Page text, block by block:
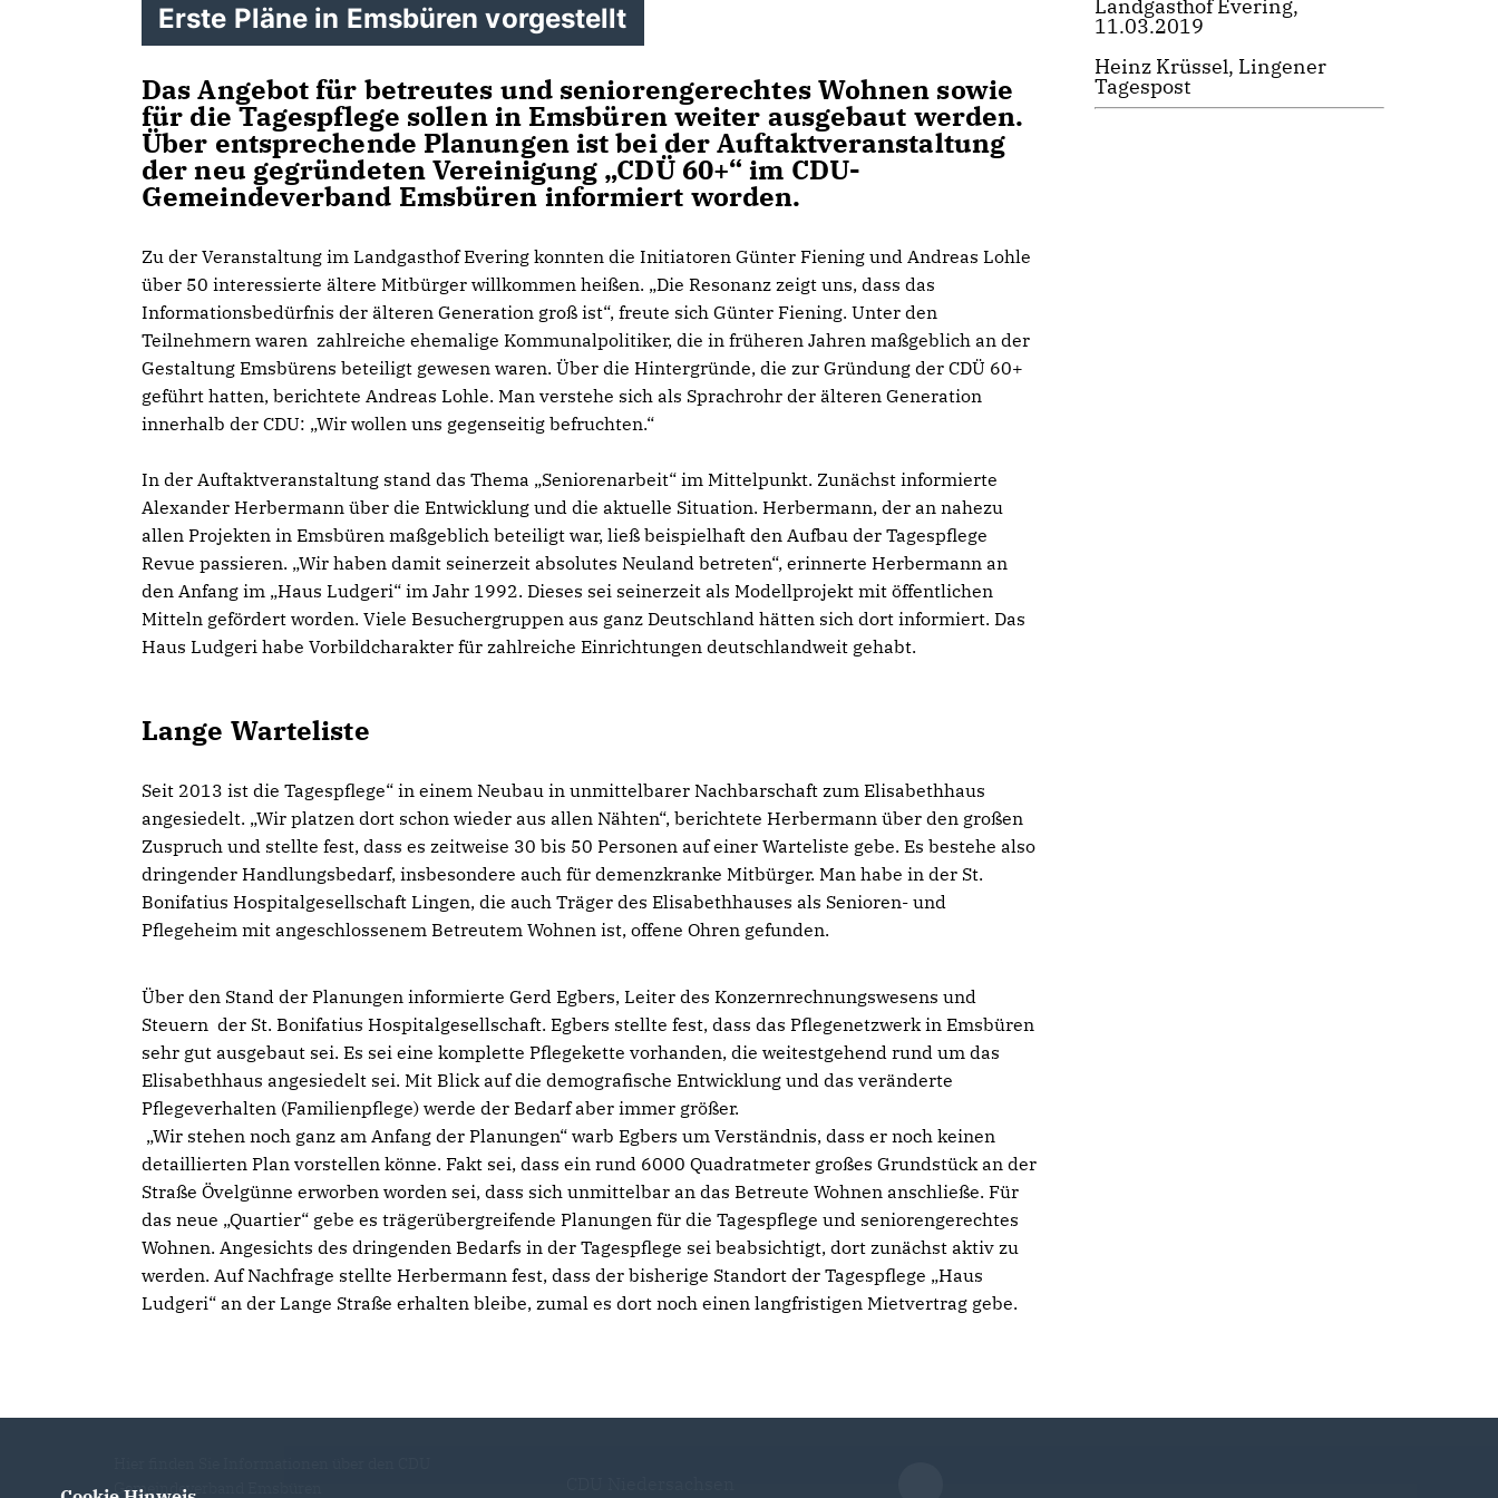
Erste Pläne in Emsbüren vorgestellt
Das Angebot für betreutes und seniorengerechtes Wohnen sowie
für die Tagespflege sollen in Emsbüren weiter ausgebaut werden.
Über entsprechende Planungen ist bei der Auftaktveranstaltung
der neu gegründeten Vereinigung „CDÜ 60+“ im CDU-
Gemeindeverband Emsbüren informiert worden.
Zu der Veranstaltung im Landgasthof Evering konnten die Initiatoren Günter Fiening und Andreas Lohle
über 50 interessierte ältere Mitbürger willkommen heißen. „Die Resonanz zeigt uns, dass das
Informationsbedürfnis der älteren Generation groß ist“, freute sich Günter Fiening. Unter den
Teilnehmern waren zahlreiche ehemalige Kommunalpolitiker, die in früheren Jahren maßgeblich an der
Gestaltung Emsbürens beteiligt gewesen waren. Über die Hintergründe, die zur Gründung der CDÜ 60+
geführt hatten, berichtete Andreas Lohle. Man verstehe sich als Sprachrohr der älteren Generation
innerhalb der CDU: „Wir wollen uns gegenseitig befruchten.“
In der Auftaktveranstaltung stand das Thema „Seniorenarbeit“ im Mittelpunkt. Zunächst informierte
Alexander Herbermann über die Entwicklung und die aktuelle Situation. Herbermann, der an nahezu
allen Projekten in Emsbüren maßgeblich beteiligt war, ließ beispielhaft den Aufbau der Tagespflege
Revue passieren. „Wir haben damit seinerzeit absolutes Neuland betreten“, erinnerte Herbermann an
den Anfang im „Haus Ludgeri“ im Jahr 1992. Dieses sei seinerzeit als Modellprojekt mit öffentlichen
Mitteln gefördert worden. Viele Besuchergruppen aus ganz Deutschland hätten sich dort informiert. Das
Haus Ludgeri habe Vorbildcharakter für zahlreiche Einrichtungen deutschlandweit gehabt.
Lange Warteliste
Seit 2013 ist die Tagespflege“ in einem Neubau in unmittelbarer Nachbarschaft zum Elisabethhaus
angesiedelt. „Wir platzen dort schon wieder aus allen Nähten“, berichtete Herbermann über den großen
Zuspruch und stellte fest, dass es zeitweise 30 bis 50 Personen auf einer Warteliste gebe. Es bestehe also
dringender Handlungsbedarf, insbesondere auch für demenzkranke Mitbürger. Man habe in der St.
Bonifatius Hospitalgesellschaft Lingen, die auch Träger des Elisabethhauses als Senioren- und
Pflegeheim mit angeschlossenem Betreutem Wohnen ist, offene Ohren gefunden.
Über den Stand der Planungen informierte Gerd Egbers, Leiter des Konzernrechnungswesens und
Steuern der St. Bonifatius Hospitalgesellschaft. Egbers stellte fest, dass das Pflegenetzwerk in Emsbüren
sehr gut ausgebaut sei. Es sei eine komplette Pflegekette vorhanden, die weitestgehend rund um das
Elisabethhaus angesiedelt sei. Mit Blick auf die demografische Entwicklung und das veränderte
Pflegeverhalten (Familienpflege) werde der Bedarf aber immer größer.
Wir stehen noch ganz am Anfang der Planungen“ warb Egbers um Verständnis, dass er noch keinen
detaillierten Plan vorstellen könne. Fakt sei, dass ein rund 6000 Quadratmeter großes Grundstück an der
Straße Övelgünne erworben worden sei, dass sich unmittelbar an das Betreute Wohnen anschließe. Für
das neue „Quartier“ gebe es trägerübergreifende Planungen für die Tagespflege und seniorengerechtes
Wohnen. Angesichts des dringenden Bedarfs in der Tagespflege sei beabsichtigt, dort zunächst aktiv zu
werden. Auf Nachfrage stellte Herbermann fest, dass der bisherige Standort der Tagespflege „Haus
Ludgeri“ an der Lange Straße erhalten bleibe, zumal es dort noch einen langfristigen Mietvertrag gebe.
Landgasthof Evering,
11.03.2019
Heinz Krüssel, Lingener
Tagespost
Gemeindeverband Emsbüren